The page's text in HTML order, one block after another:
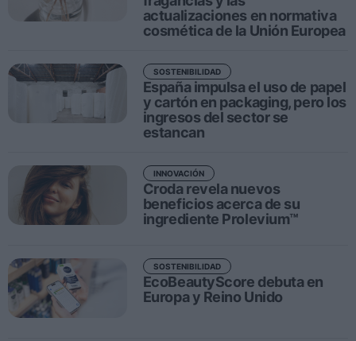
Moda
Eventos
Agenda de actividades
Opinión
Revista
Registrarse
INICIAR SESIÓN
actualizaciones en normativa
cosmética de la Unión Europea
España impulsa el uso de papel
y cartón en packaging, pero los
ingresos del sector se
estancan
SOSTENIBILIDAD
Croda revela nuevos
beneficios acerca de su
ingrediente Prolevium™
INNOVACIÓN
EcoBeautyScore debuta en
Europa y Reino Unido
SOSTENIBILIDAD